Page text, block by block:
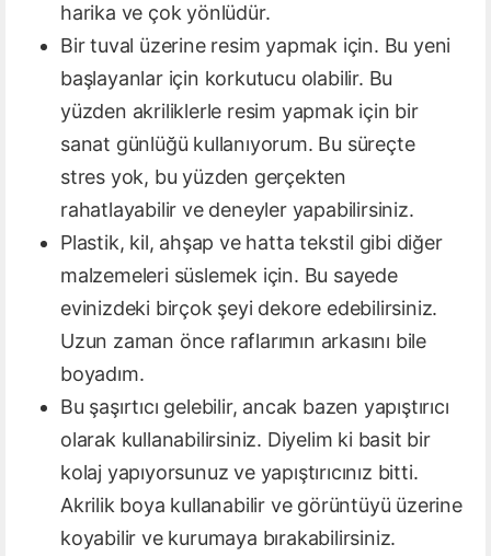
harika ve çok yönlüdür.
Bir tuval üzerine resim yapmak için. Bu yeni
başlayanlar için korkutucu olabilir. Bu
yüzden akriliklerle resim yapmak için bir
sanat günlüğü kullanıyorum. Bu süreçte
stres yok, bu yüzden gerçekten
rahatlayabilir ve deneyler yapabilirsiniz.
Plastik, kil, ahşap ve hatta tekstil gibi diğer
malzemeleri süslemek için. Bu sayede
evinizdeki birçok şeyi dekore edebilirsiniz.
Uzun zaman önce raflarımın arkasını bile
boyadım.
Bu şaşırtıcı gelebilir, ancak bazen yapıştırıcı
olarak kullanabilirsiniz. Diyelim ki basit bir
kolaj yapıyorsunuz ve yapıştırıcınız bitti.
Akrilik boya kullanabilir ve görüntüyü üzerine
koyabilir ve kurumaya bırakabilirsiniz.